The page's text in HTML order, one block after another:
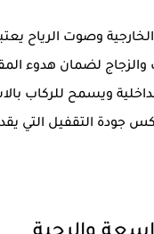
وصوت الرياح
والزجاج لضمان هدوء
ويسمح للركاب
جودة التقفيل التي